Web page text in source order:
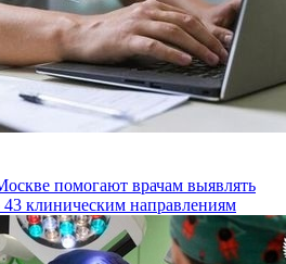
помогают врачам выявлять
клиническим направлениям